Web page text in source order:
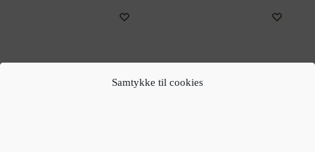
Samtykke til cookies